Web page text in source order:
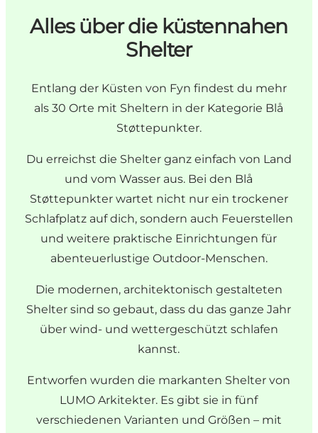
Alles über die küstennahen
Shelter
Entlang der Küsten von Fyn findest du mehr
als 30 Orte mit Sheltern in der Kategorie Blå
Støttepunkter.
Du erreichst die Shelter ganz einfach von Land
und vom Wasser aus. Bei den Blå
Støttepunkter wartet nicht nur ein trockener
Schlafplatz auf dich, sondern auch Feuerstellen
und weitere praktische Einrichtungen für
abenteuerlustige Outdoor-Menschen.
Die modernen, architektonisch gestalteten
Shelter sind so gebaut, dass du das ganze Jahr
über wind- und wettergeschützt schlafen
kannst.
Entworfen wurden die markanten Shelter von
LUMO Arkitekter. Es gibt sie in fünf
verschiedenen Varianten und Größen – mit